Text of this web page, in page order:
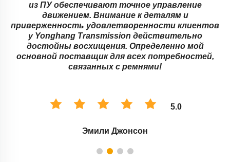
из ПУ обеспечивают точное управление
движением. Внимание к деталям и
приверженность удовлетворенности клиентов
у Yonghang Transmission действительно
достойны восхищения. Определенно мой
основной поставщик для всех потребностей,
связанных с ремнями!
5.0
Эмили Джонсон